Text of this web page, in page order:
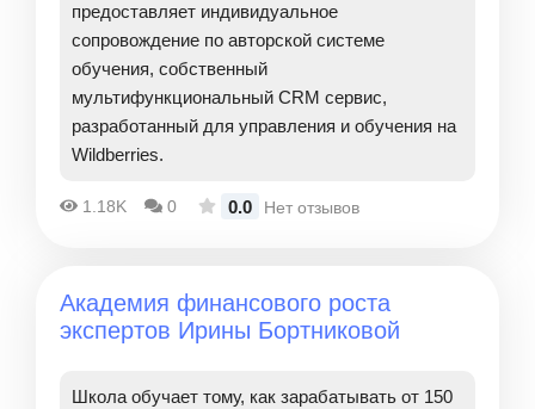
предоставляет индивидуальное
сопровождение по авторской системе
обучения, собственный
мультифункциональный CRM сервис,
разработанный для управления и обучения на
Wildberries.
1.18K 0 0.0 Нет отзывов
Академия финансового роста
экспертов Ирины Бортниковой
Школа обучает тому, как зарабатывать от 150